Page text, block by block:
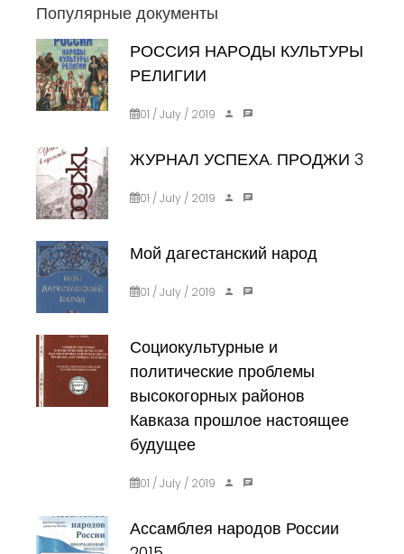
Популярные документы
РОССИЯ НАРОДЫ КУЛЬТУРЫ
РЕЛИГИИ
01 / July / 2019
ЖУРНАЛ УСПЕХА. ПРОДЖИ 3
01 / July / 2019
Мой дагестанский народ
01 / July / 2019
Социокультурные и
политические проблемы
высокогорных районов
Кавказа прошлое настоящее
будущее
01 / July / 2019
Ассамблея народов России